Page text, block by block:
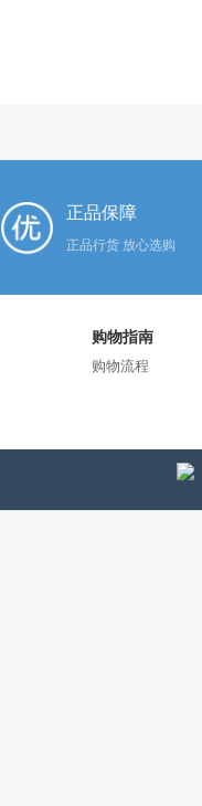
正品保障
正品行货 放心选购
购物指南
购物流程